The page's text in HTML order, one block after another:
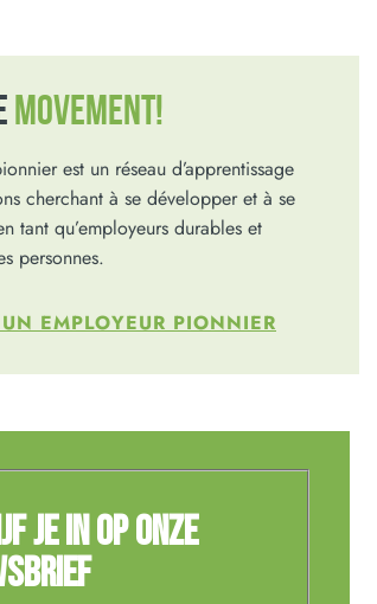
MOVEMENT!
est un réseau d’apprentissage
cherchant à se développer et à se
tant qu’employeurs durables et
personnes.
EMPLOYEUR PIONNIER